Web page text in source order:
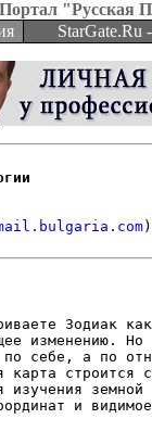
Портал "Русская
StarGate.Ru
Зодиак
изменению. Но
себе, а по
карта строится
изучения
и